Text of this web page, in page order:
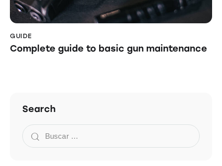
GUIDE
Complete guide to basic gun maintenance
Search